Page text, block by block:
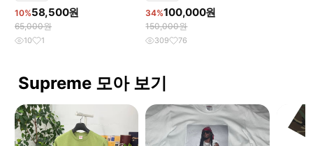
10%58,500원
65,000원
10 1
34%100,000원
150,000원
309 76
Supreme 모아 보기